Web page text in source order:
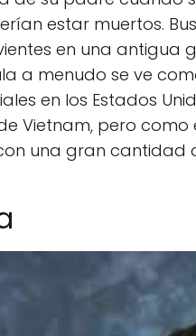
estar muertos.
en una antigua
a menudo se ve
en los Estados
Vietnam, pero como
una gran cantidad